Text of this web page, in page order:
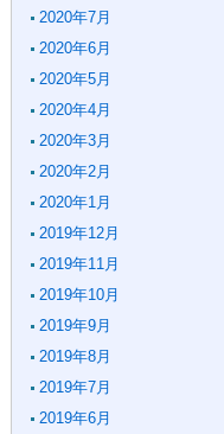
2020年7月
2020年6月
2020年5月
2020年4月
2020年3月
2020年2月
2020年1月
2019年12月
2019年11月
2019年10月
2019年9月
2019年8月
2019年7月
2019年6月